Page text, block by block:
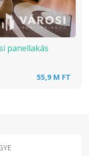
panellakás
55,9 M FT